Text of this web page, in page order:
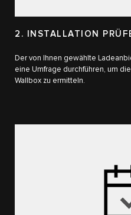
2. INSTALLATION
Der von Ihnen gewählte
eine Umfrage durchführen, um
Wallbox​ zu ermitteln.